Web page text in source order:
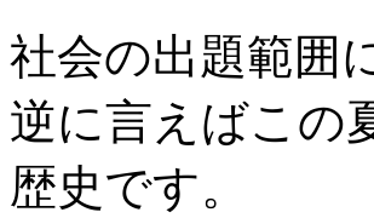
社会の出題範囲
逆に言えばこの
歴史です。